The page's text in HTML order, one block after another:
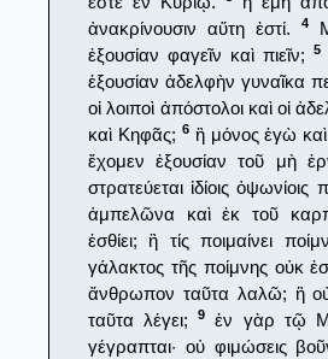
ἀνακρίνουσιν αὕτη ἐστί.
4
ἐξουσίαν φαγεῖν καὶ πιεῖν;
5
ἐξουσίαν ἀδελφὴν γυναῖκα
οἱ λοιποὶ ἀπόστολοι καὶ οἱ
καὶ Κηφᾶς; 6ἢ μόνος ἐγὼ
ἔχομεν ἐξουσίαν τοῦ μὴ
στρατεύεται ἰδίοις ὀψωνίοις
ἀμπελῶνα καὶ ἐκ τοῦ
ἐσθίει; ἢ τίς ποιμαίνει
γάλακτος τῆς ποίμνης οὐκ
ἄνθρωπον ταῦτα λαλῶ; ἢ
ταῦτα λέγει;9
ἐν γὰρ τῷ
γέγραπται· οὐ φιμώσεις